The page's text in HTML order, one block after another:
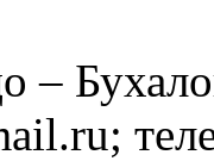
–